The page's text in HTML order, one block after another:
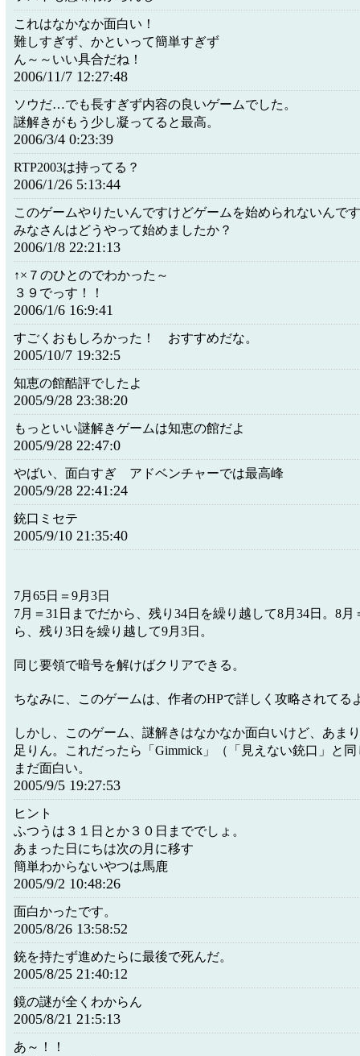
これはなかなか面白い！
難しすぎず、かといって簡単すぎず
ん～～いい具合だね！
2006/11/7 12:27:48
ソウだ…でも長すぎず内容の良いゲームでした。
謎解きがもう少し凝ってると最高。
2006/3/4 0:23:39
RTP2003は持ってる？
2006/1/26 5:13:44
このゲームやりたいんですけどゲームを始められないんで
みなさんはどうやって始めましたか？
2006/1/8 22:21:13
↑×７のひとのでわかった～
３９でっす！！
2006/1/6 16:9:41
すごくおもしろかった！ おすすめだな。
2005/10/7 19:32:5
知恵の館酷評でしたよ
2005/9/28 23:38:20
もっといい謎解きゲームは知恵の館だよ
2005/9/28 22:47:0
やばい、面白すぎ アドベンチャーでは最高峰
2005/9/28 22:41:24
銃口ミセテ
2005/9/10 21:35:40
7月65日＝9月3日
7月＝31日までだから、残り34日を繰り越して8月34日。8月
ら、残り3日を繰り越して9月3日。
同じ要領で暗号を解けばクリアできる。
ちなみに、このゲームは、作者のHPで詳しく攻略されてる
しかし、このゲーム、謎解きはなかなか面白いけど、あま
足りん。これだったら「Gimmick」（「見えない銃口」と
まだ面白い。
2005/9/5 19:27:53
ヒント
ふつうは３１日とか３０日まででしょ。
あまった日にちは次の月に移す
簡単わからないやつは馬鹿
2005/9/2 10:48:26
面白かったです。
2005/8/26 13:58:52
銃を持たず進めたらに最後で死んだ。
2005/8/25 21:40:12
鏡の謎が全くわからん
2005/8/21 21:5:13
あ～！！